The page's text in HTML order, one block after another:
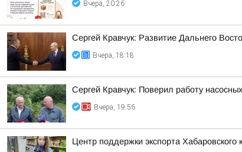
Вчера, 20:26
Сергей Кравчук: Развитие Дальнего
Вчера, 18:18
Сергей Кравчук: Поверил работу
Вчера, 19:56
Центр поддержки экспорта